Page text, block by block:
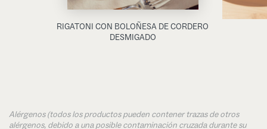
RIGATONI CON BOLOÑESA DE CORDERO
DESMIGADO
Alérgenos (todos los productos pueden contener trazas de otros
alérgenos, debido a una posible contaminación cruzada durante su